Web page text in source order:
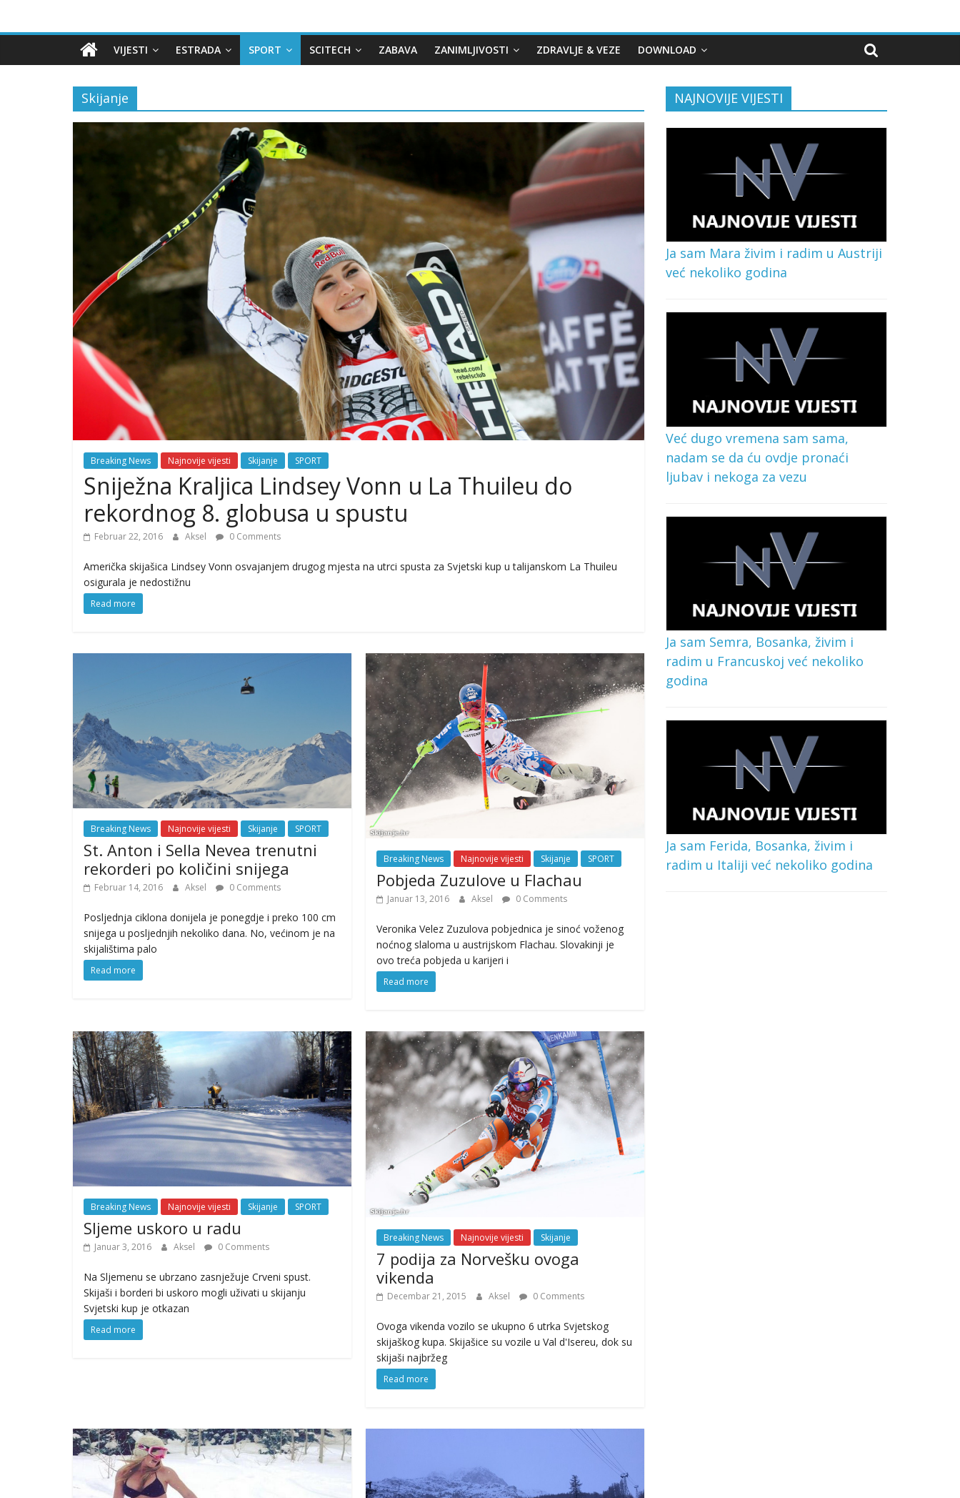
Balkania
Info
Najbolji
VIJESTI ESTRADA SPORT SCITECH ZABAVA ZANIMLJIVOSTI ZDRAVLJE & VEZE DOWNLOAD
Skijanje
Breaking News Najnovije vijesti Skijanje SPORT
Sniježna Kraljica Lindsey Vonn u La Thuileu do
rekordnog 8. globusa u spustu
Februar 22, 2016 Aksel 0 Comments
Američka skijašica Lindsey Vonn osvajanjem drugog mjesta na utrci spusta za Svjetski kup u talijanskom La Thuileu
osigurala je nedostižnu
Read more
Breaking News Najnovije vijesti Skijanje SPORT
St. Anton i Sella Nevea trenutni
rekorderi po količini snijega
Februar 14, 2016 Aksel 0 Comments
Posljednja ciklona donijela je ponegdje i preko 100 cm
snijega u posljednjih nekoliko dana. No, većinom je na
skijalištima palo
Read more
Breaking News Najnovije vijesti Skijanje SPORT
Pobjeda Zuzulove u Flachau
Januar 13, 2016 Aksel 0 Comments
Veronika Velez Zuzulova pobjednica je sinoć voženog
noćnog slaloma u austrijskom Flachau. Slovakinji je
ovo treća pobjeda u karijeri i
Read more
Breaking News Najnovije vijesti Skijanje SPORT
Sljeme uskoro u radu
Januar 3, 2016 Aksel 0 Comments
Na Sljemenu se ubrzano zasnježuje Crveni spust.
Skijaši i borderi bi uskoro mogli uživati u skijanju
Svjetski kup je otkazan
Read more
Breaking News Najnovije vijesti Skijanje
7 podija za Norvešku ovoga
vikenda
Decembar 21, 2015 Aksel 0 Comments
Ovoga vikenda vozilo se ukupno 6 utrka Svjetskog
skijaškog kupa. Skijašice su vozile u Val d'Isereu, dok su
skijaši najbržeg
Read more
NAJNOVIJE VIJESTI
Ja sam Mara živim i radim u Austriji
već nekoliko godina
Već dugo vremena sam sama,
nadam se da ću ovdje pronaći
ljubav i nekoga za vezu
Ja sam Semra, Bosanka, živim i
radim u Francuskoj već nekoliko
godina
Ja sam Ferida, Bosanka, živim i
radim u Italiji već nekoliko godina